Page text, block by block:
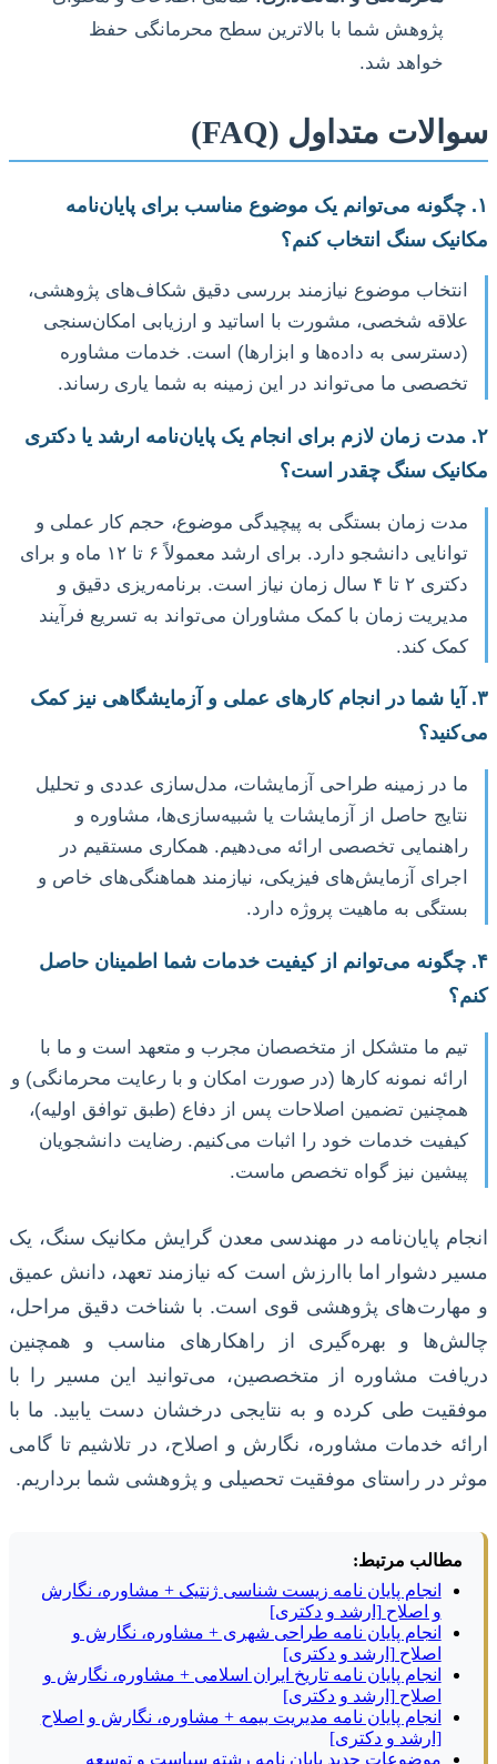
پژوهش شما با بالاترین سطح محرمانگی حفظ
خواهد شد.
سوالات متداول (FAQ)
۱. چگونه می‌توانم یک موضوع مناسب برای پایان‌نامه
مکانیک سنگ انتخاب کنم؟
انتخاب موضوع نیازمند بررسی دقیق شکاف‌های پژوهشی،
علاقه شخصی، مشورت با اساتید و ارزیابی امکان‌سنجی
(دسترسی به داده‌ها و ابزارها) است. خدمات مشاوره
تخصصی ما می‌تواند در این زمینه به شما یاری رساند.
۲. مدت زمان لازم برای انجام یک پایان‌نامه ارشد یا دکتری
مکانیک سنگ چقدر است؟
مدت زمان بستگی به پیچیدگی موضوع، حجم کار عملی و
توانایی دانشجو دارد. برای ارشد معمولاً ۶ تا ۱۲ ماه و برای
دکتری ۲ تا ۴ سال زمان نیاز است. برنامه‌ریزی دقیق و
مدیریت زمان با کمک مشاوران می‌تواند به تسریع فرآیند
کمک کند.
۳. آیا شما در انجام کارهای عملی و آزمایشگاهی نیز کمک
می‌کنید؟
ما در زمینه طراحی آزمایشات، مدل‌سازی عددی و تحلیل
نتایج حاصل از آزمایشات یا شبیه‌سازی‌ها، مشاوره و
راهنمایی تخصصی ارائه می‌دهیم. همکاری مستقیم در
اجرای آزمایش‌های فیزیکی، نیازمند هماهنگی‌های خاص و
بستگی به ماهیت پروژه دارد.
۴. چگونه می‌توانم از کیفیت خدمات شما اطمینان حاصل
کنم؟
تیم ما متشکل از متخصصان مجرب و متعهد است و ما با
ارائه نمونه کارها (در صورت امکان و با رعایت محرمانگی) و
همچنین تضمین اصلاحات پس از دفاع (طبق توافق اولیه)،
کیفیت خدمات خود را اثبات می‌کنیم. رضایت دانشجویان
پیشین نیز گواه تخصص ماست.
انجام پایان‌نامه در مهندسی معدن گرایش مکانیک سنگ، یک
مسیر دشوار اما باارزش است که نیازمند تعهد، دانش عمیق
و مهارت‌های پژوهشی قوی است. با شناخت دقیق مراحل،
چالش‌ها و بهره‌گیری از راهکارهای مناسب و همچنین
دریافت مشاوره از متخصصین، می‌توانید این مسیر را با
موفقیت طی کرده و به نتایجی درخشان دست یابید. ما با
ارائه خدمات مشاوره، نگارش و اصلاح، در تلاشیم تا گامی
موثر در راستای موفقیت تحصیلی و پژوهشی شما برداریم.
مطالب مرتبط:
انجام پایان نامه زیست شناسی ژنتیک + مشاوره، نگارش
و اصلاح [ارشد و دکتری]
انجام پایان نامه طراحی شهری + مشاوره، نگارش و
اصلاح [ارشد و دکتری]
انجام پایان نامه تاریخ ایران اسلامی + مشاوره، نگارش و
اصلاح [ارشد و دکتری]
انجام پایان نامه مدیریت بیمه + مشاوره، نگارش و اصلاح
[ارشد و دکتری]
موضوعات جدید پایان نامه رشته سیاست و توسعه